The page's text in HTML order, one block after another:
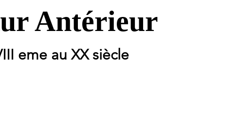
Antérieur
eme au XX siècle